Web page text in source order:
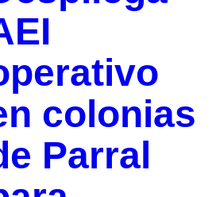
colonias
Parral